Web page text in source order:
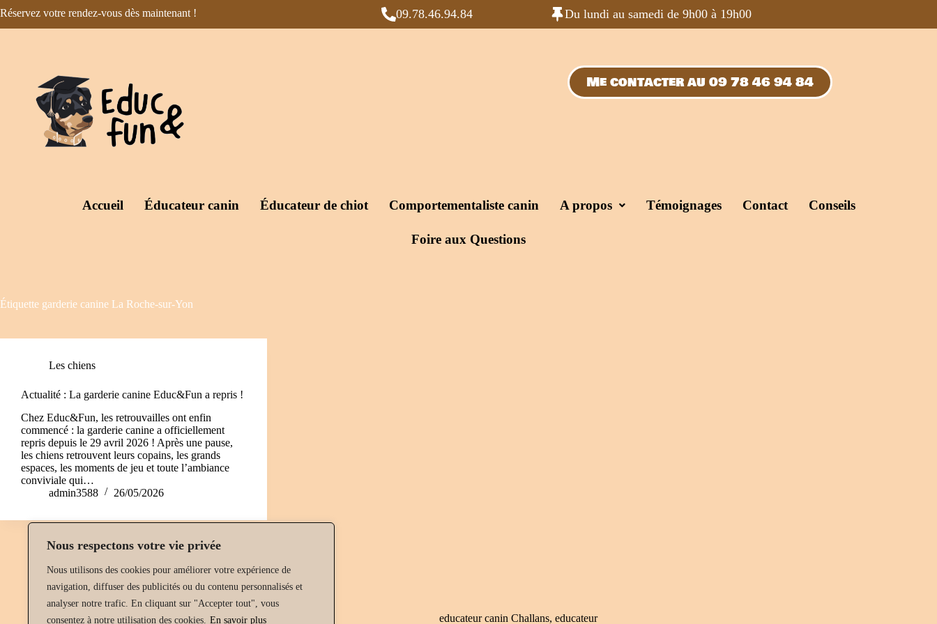
Nous respectons votre vie privée
Nous utilisons des cookies pour améliorer votre expérience de
navigation, diffuser des publicités ou du contenu personnalisés et
analyser notre trafic. En cliquant sur "Accepter tout", vous
consentez à notre utilisation des cookies. En savoir plus
Réservez votre rendez-vous dès maintenant ! 09.78.46.94.84 Du lundi au samedi de 9h00 à 19h00
Me contacter au 09 78 46 94 84
Accueil Éducateur canin Éducateur de chiot Comportementaliste canin A propos Témoignages Contact Conseils
Foire aux Questions
Étiquette garderie canine La Roche-sur-Yon
Les chiens
Actualité : La garderie canine Educ&Fun a repris !
Chez Educ&Fun, les retrouvailles ont enfin
commencé : la garderie canine a officiellement
repris depuis le 29 avril 2026 ! Après une pause,
les chiens retrouvent leurs copains, les grands
espaces, les moments de jeu et toute l’ambiance
conviviale qui…
admin3588
26/05/2026
educateur canin Challans, educateur